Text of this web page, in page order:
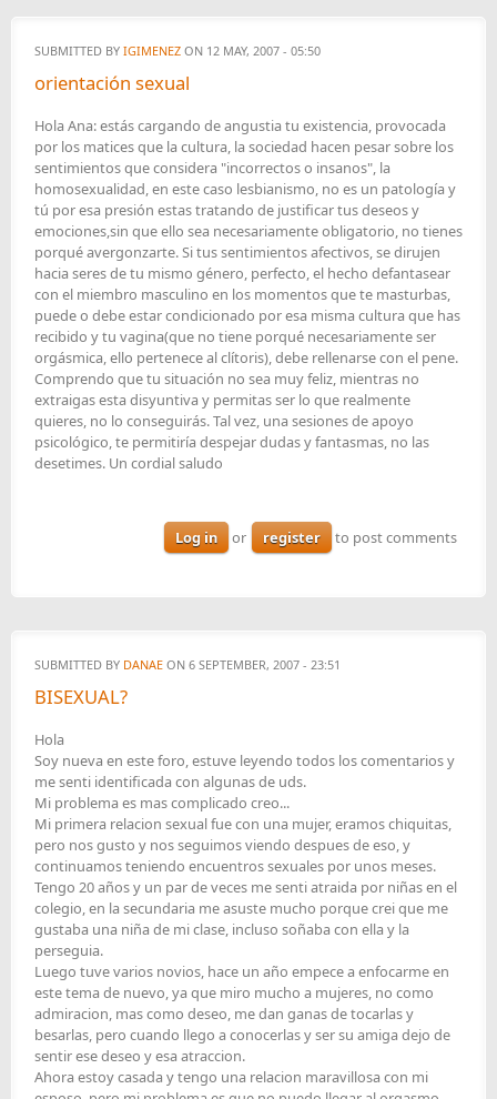
SUBMITTED BY IGIMENEZ ON 12 MAY, 2007 - 05:50
orientación sexual
Hola Ana: estás cargando de angustia tu existencia, provocada
por los matices que la cultura, la sociedad hacen pesar sobre los
sentimientos que considera "incorrectos o insanos", la
homosexualidad, en este caso lesbianismo, no es un patología y
tú por esa presión estas tratando de justificar tus deseos y
emociones,sin que ello sea necesariamente obligatorio, no tienes
porqué avergonzarte. Si tus sentimientos afectivos, se dirujen
hacia seres de tu mismo género, perfecto, el hecho defantasear
con el miembro masculino en los momentos que te masturbas,
puede o debe estar condicionado por esa misma cultura que has
recibido y tu vagina(que no tiene porqué necesariamente ser
orgásmica, ello pertenece al clítoris), debe rellenarse con el pene.
Comprendo que tu situación no sea muy feliz, mientras no
extraigas esta disyuntiva y permitas ser lo que realmente
quieres, no lo conseguirás. Tal vez, una sesiones de apoyo
psicológico, te permitiría despejar dudas y fantasmas, no las
desetimes. Un cordial saludo
Log in or register to post comments
SUBMITTED BY DANAE ON 6 SEPTEMBER, 2007 - 23:51
BISEXUAL?
Hola
Soy nueva en este foro, estuve leyendo todos los comentarios y
me senti identificada con algunas de uds.
Mi problema es mas complicado creo...
Mi primera relacion sexual fue con una mujer, eramos chiquitas,
pero nos gusto y nos seguimos viendo despues de eso, y
continuamos teniendo encuentros sexuales por unos meses.
Tengo 20 años y un par de veces me senti atraida por niñas en el
colegio, en la secundaria me asuste mucho porque crei que me
gustaba una niña de mi clase, incluso soñaba con ella y la
perseguia.
Luego tuve varios novios, hace un año empece a enfocarme en
este tema de nuevo, ya que miro mucho a mujeres, no como
admiracion, mas como deseo, me dan ganas de tocarlas y
besarlas, pero cuando llego a conocerlas y ser su amiga dejo de
sentir ese deseo y esa atraccion.
Ahora estoy casada y tengo una relacion maravillosa con mi